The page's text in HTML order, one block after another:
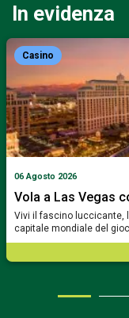
In evidenza
Casino
06 Agosto 2026
Vola a Las Vegas
Vivi il fascino luccicante,
capitale mondiale del